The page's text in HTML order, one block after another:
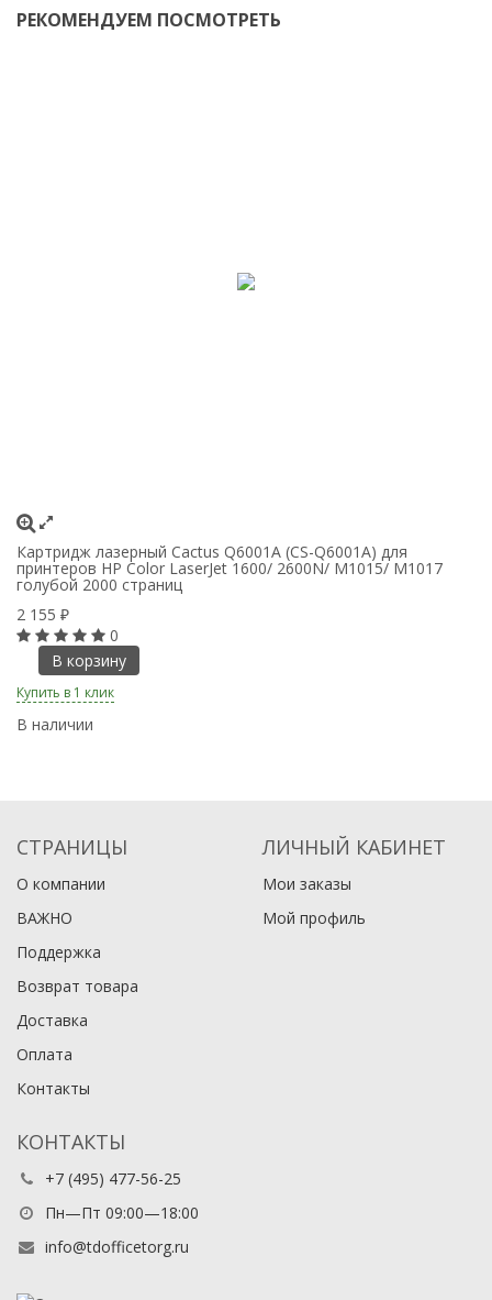
РЕКОМЕНДУЕМ ПОСМОТРЕТЬ
Картридж лазерный Cactus Q6001A (CS-Q6001A) для
принтеров HP Color LaserJet 1600/ 2600N/ M1015/ M1017
голубой 2000 страниц
2 155 ₽
0
В корзину
Купить в 1 клик
В наличии
СТРАНИЦЫ
О компании
ВАЖНО
Поддержка
Возврат товара
Доставка
Оплата
Контакты
ЛИЧНЫЙ КАБИНЕТ
Мои заказы
Мой профиль
КОНТАКТЫ
+7 (495) 477-56-25
Пн—Пт 09:00—18:00
info@tdofficetorg.ru